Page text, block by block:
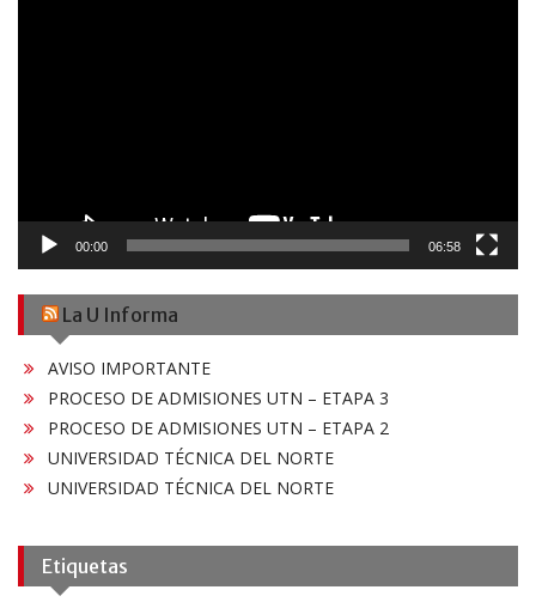
00:00 06:58
La U Informa
AVISO IMPORTANTE
PROCESO DE ADMISIONES UTN – ETAPA 3
PROCESO DE ADMISIONES UTN – ETAPA 2
UNIVERSIDAD TÉCNICA DEL NORTE
UNIVERSIDAD TÉCNICA DEL NORTE
Etiquetas